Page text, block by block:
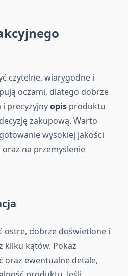
czytelne, wiarygodne i
oczami, dlatego dobrze
precyzyjnyopis produktu
zakupową. Warto
wysokiej jakości
na przemyślenie
ostre, dobrze doświetlone i
kilku kątów. Pokaż
oraz ewentualne detale,